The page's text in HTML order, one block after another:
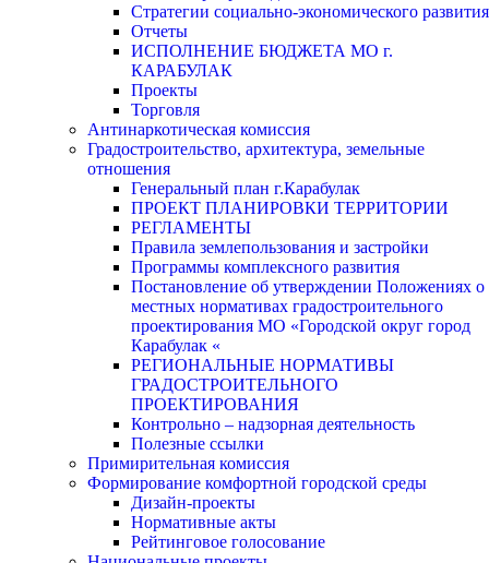
Стратегии социально-экономического развития
Отчеты
ИСПОЛНЕНИЕ БЮДЖЕТА МО г.
КАРАБУЛАК
Проекты
Торговля
Антинаркотическая комиссия
Градостроительство, архитектура, земельные
отношения
Генеральный план г.Карабулак
ПРОЕКТ ПЛАНИРОВКИ ТЕРРИТОРИИ
РЕГЛАМЕНТЫ
Правила землепользования и застройки
Программы комплексного развития
Постановление об утверждении Положениях о
местных нормативах градостроительного
проектирования МО «Городской округ город
Карабулак «
РЕГИОНАЛЬНЫЕ НОРМАТИВЫ
ГРАДОСТРОИТЕЛЬНОГО
ПРОЕКТИРОВАНИЯ
Контрольно – надзорная деятельность
Полезные ссылки
Примирительная комиссия
Формирование комфортной городской среды
Дизайн-проекты
Нормативные акты
Рейтинговое голосование